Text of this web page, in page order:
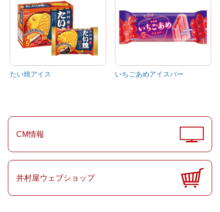
たい焼アイス いちごあめアイスバー
CM情報
井村屋ウェブショップ